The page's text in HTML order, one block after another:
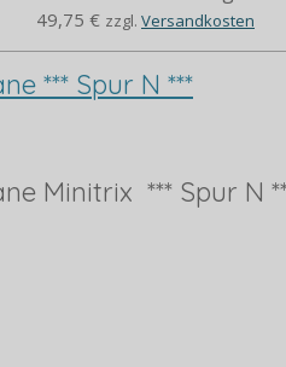
49,75 € zzgl. Versandkosten
*** Spur N ***
Minitrix *** Spur N